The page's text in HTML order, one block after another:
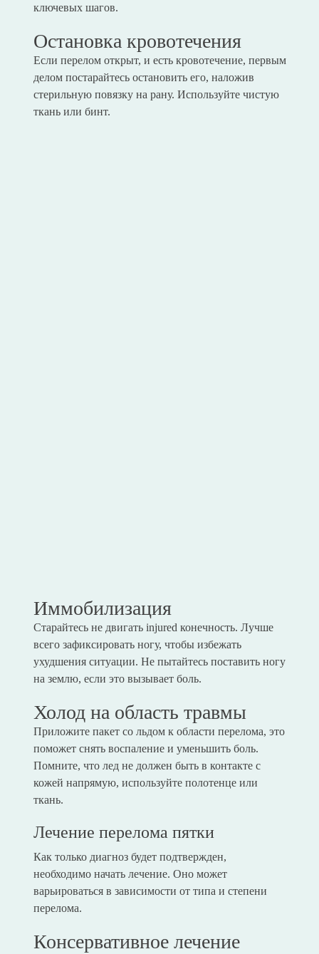
ключевых шагов.
Остановка кровотечения
Если перелом открыт, и есть кровотечение, первым
делом постарайтесь остановить его, наложив
стерильную повязку на рану. Используйте чистую
ткань или бинт.
Иммобилизация
Старайтесь не двигать injured конечность. Лучше
всего зафиксировать ногу, чтобы избежать
ухудшения ситуации. Не пытайтесь поставить ногу
на землю, если это вызывает боль.
Холод на область травмы
Приложите пакет со льдом к области перелома, это
поможет снять воспаление и уменьшить боль.
Помните, что лед не должен быть в контакте с
кожей напрямую, используйте полотенце или
ткань.
Лечение перелома пятки
Как только диагноз будет подтвержден,
необходимо начать лечение. Оно может
варьироваться в зависимости от типа и степени
перелома.
Консервативное лечение